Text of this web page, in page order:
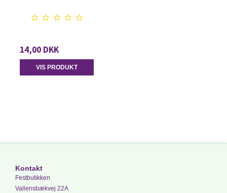
14,00 DKK
VIS PRODUKT
Kontakt
Festbutikken
Vallensbækvej 22A